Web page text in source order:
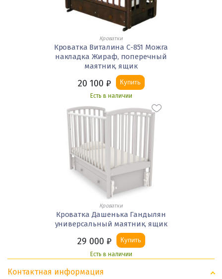
Кроватки
Кроватка Виталина С-851 Можга
накладка Жираф, поперечный
маятник, ящик
20 100 ₽ Купить
Есть в наличии
Кроватки
Кроватка Дашенька Гандылян
универсальный маятник, ящик
29 000 ₽ Купить
Есть в наличии
Контактная информация